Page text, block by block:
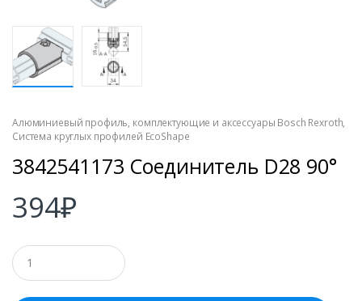
Алюминиевый профиль, комплектующие и аксессуары Bosch Rexroth,
Система круглых профилей EcoShape
3842541173 Соединитель D28 90°
394₽
К
о
л